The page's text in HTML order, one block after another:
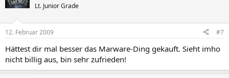
Lt. Junior Grade
12. Februar 2009 #7
Hättest dir mal besser das Marware-Ding gekauft. Sieht imho
nicht billig aus, bin sehr zufrieden!